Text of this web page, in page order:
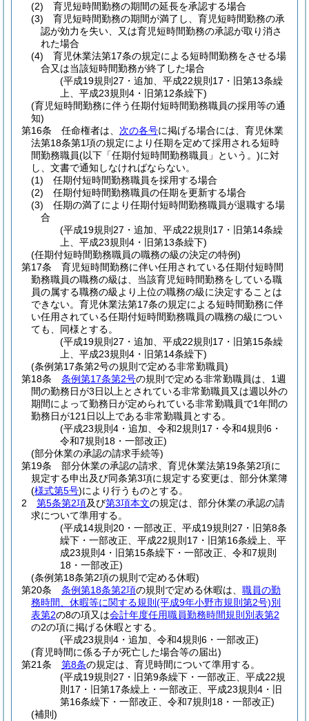
(2)
育児短時間勤務の期間の延長を承認する場合
(3)
育児短時間勤務の期間が満了し、育児短時間勤務の承
認が効力を失い、又は育児短時間勤務の承認が取り消さ
れた場合
(4)
育児休業法第17条の規定による短時間勤務をさせる場
合又は当該短時間勤務が終了した場合
(平成19規則27・追加、平成22規則17・旧第13条繰
上、平成23規則4・旧第12条繰下)
(育児短時間勤務に伴う任期付短時間勤務職員の採用等の通
知)
第16条
任命権者は、 次の各号に掲げる場合には、育児休業
法第18条第1項の規定により任期を定めて採用される短時
間勤務職員(以下「任期付短時間勤務職員」という。)に対
し、文書で通知しなければならない。
(1)
任期付短時間勤務職員を採用する場合
(2)
任期付短時間勤務職員の任期を更新する場合
(3)
任期の満了により任期付短時間勤務職員が退職する場
合
(平成19規則27・追加、平成22規則17・旧第14条繰
上、平成23規則4・旧第13条繰下)
(任期付短時間勤務職員の職務の級の決定の特例)
第17条
育児短時間勤務に伴い任用されている任期付短時間
勤務職員の職務の級は、当該育児短時間勤務をしている職
員の属する職務の級より上位の職務の級に決定することは
できない。 育児休業法第17条の規定による短時間勤務に伴
い任用されている任期付短時間勤務職員の職務の級につい
ても、同様とする。
(平成19規則27・追加、平成22規則17・旧第15条繰
上、平成23規則4・旧第14条繰下)
(条例第17条第2号の規則で定める非常勤職員)
第18条
条例第17条第2号の規則で定める非常勤職員は、1週
間の勤務日が3日以上とされている非常勤職員又は週以外の
期間によって勤務日が定められている非常勤職員で1年間の
勤務日が121日以上である非常勤職員とする。
(平成23規則4・追加、令和2規則17・令和4規則6・
令和7規則18・一部改正)
(部分休業の承認の請求手続等)
第19条
部分休業の承認の請求、育児休業法第19条第2項に
規定する申出及び同条第3項に規定する変更は、部分休業簿
(様式第5号)により行うものとする。
2
第5条第2項及び第3項本文の規定は、部分休業の承認の請
求について準用する。
(平成14規則20・一部改正、平成19規則27・旧第8条
繰下・一部改正、平成22規則17・旧第16条繰上、平
成23規則4・旧第15条繰下・一部改正、令和7規則
18・一部改正)
(条例第18条第2項の規則で定める休暇)
第20条
条例第18条第2項の規則で定める休暇は、 職員の勤
務時間、休暇等に関する規則 (平成9年小野市規則第2号)別
表第2の8の項又は会計年度任用職員勤務時間規則別表第2
の2の項に掲げる休暇とする。
(平成23規則4・追加、令和4規則6・一部改正)
(育児時間に係る子が死亡した場合等の届出)
第21条
第8条の規定は、育児時間について準用する。
(平成19規則27・旧第9条繰下・一部改正、平成22規
則17・旧第17条繰上・一部改正、平成23規則4・旧
第16条繰下・一部改正、令和7規則18・一部改正)
(補則)